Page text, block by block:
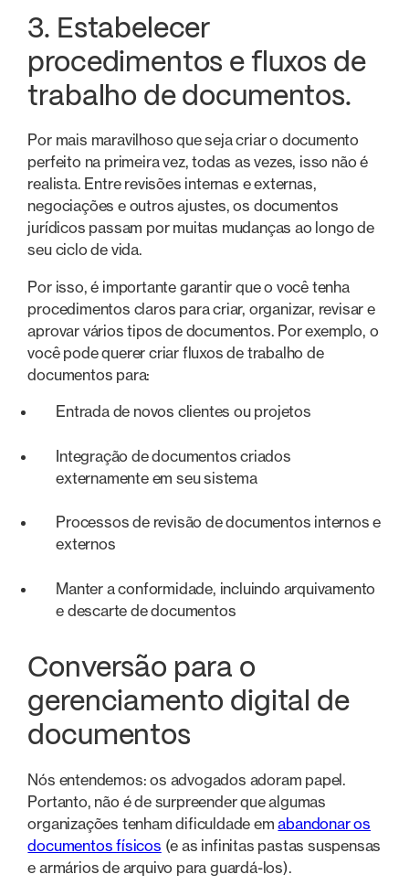
3. Estabelecer
procedimentos e fluxos de
trabalho de documentos.
Por mais maravilhoso que seja criar o documento
perfeito na primeira vez, todas as vezes, isso não é
realista. Entre revisões internas e externas,
negociações e outros ajustes, os documentos
jurídicos passam por muitas mudanças ao longo de
seu ciclo de vida.
Por isso, é importante garantir que o você tenha
procedimentos claros para criar, organizar, revisar e
aprovar vários tipos de documentos. Por exemplo, o
você pode querer criar fluxos de trabalho de
documentos para:
Entrada de novos clientes ou projetos
Integração de documentos criados
externamente em seu sistema
Processos de revisão de documentos internos e
externos
Manter a conformidade, incluindo arquivamento
e descarte de documentos
Conversão para o
gerenciamento digital de
documentos
Nós entendemos: os advogados adoram papel.
Portanto, não é de surpreender que algumas
organizações tenham dificuldade emabandonar os
documentos físicos (e as infinitas pastas suspensas
e armários de arquivo para guardá-los).